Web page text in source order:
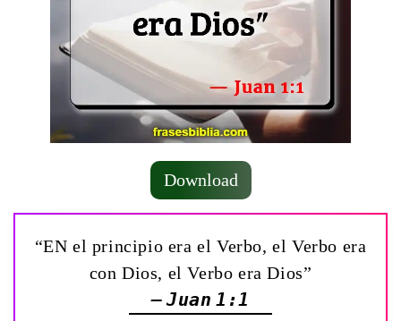
Download
“EN el principio era el Verbo, el Verbo era
con Dios, el Verbo era Dios”
— Juan 1:1